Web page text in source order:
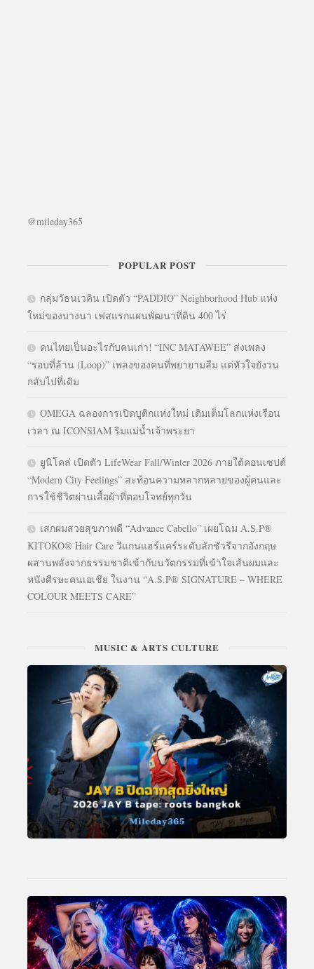
@mileday365
POPULAR POST
กลุ่มวัธนเวคิน เปิดตัว “PADDIO” Neighborhood Hub แห่ง
ใหม่ของบางนา เฟสแรกแผนพัฒนาที่ดิน 400 ไร่
คนไทยเป็นอะไรกับคนเก่า! “INC MATAWEE” ส่งเพลง
“รอบที่ล้าน (Loop)” เพลงของคนที่พยายามลืม แต่หัวใจยังวน
กลับไปที่เดิม
OMEGA ฉลองการเปิดบูติกแห่งใหม่ เติมเต็มโลกแห่งเรือน
เวลา ณ ICONSIAM ริมแม่น้ำเจ้าพระยา
ยูนิโคล่ เปิดตัว LifeWear Fall/Winter 2026 ภายใต้คอนเซปต์
“Modern City Feelings” สะท้อนความหลากหลายของผู้คนและ
การใช้ชีวิตผ่านเสื้อผ้าที่ตอบโจทย์ทุกวัน
เสกผมสวยสุขภาพดี “Advance Cabello” เผยโฉม A.S.P®
KITOKO® Hair Care วีแกนแฮร์แคร์ระดับลักชัวรีจากอังกฤษ
ผสานพลังจากธรรมชาติเข้ากับนวัตกรรมที่เข้าใจเส้นผมและ
หนังศีรษะคนเอเชีย ในงาน “A.S.P® SIGNATURE – WHERE
COLOUR MEETS CARE”
MUSIC & ARTS CULTURE